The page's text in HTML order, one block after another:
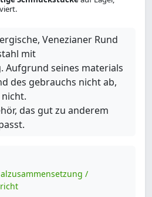
Venezianer Rund
mit
Aufgrund seines materials
des gebrauchs nicht ab,
das gut zu anderem
/